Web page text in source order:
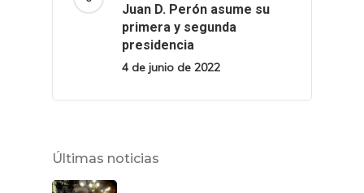
Juan D. Perón asume su
primera y segunda
presidencia
4 de junio de 2022
Últimas noticias